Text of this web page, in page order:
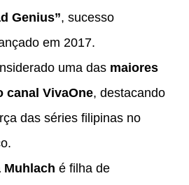
Genius”, sucesso
em 2017.
uma das maiores
canal VivaOne, destacando
das séries filipinas no
Muhlach é filha de